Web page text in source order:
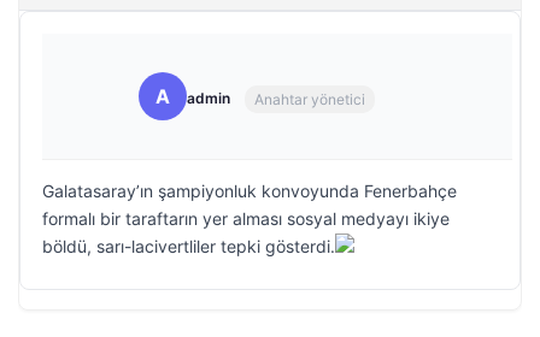
A admin Anahtar yönetici
Galatasaray’ın şampiyonluk konvoyunda Fenerbahçe
formalı bir taraftarın yer alması sosyal medyayı ikiye
böldü, sarı-lacivertliler tepki gösterdi.